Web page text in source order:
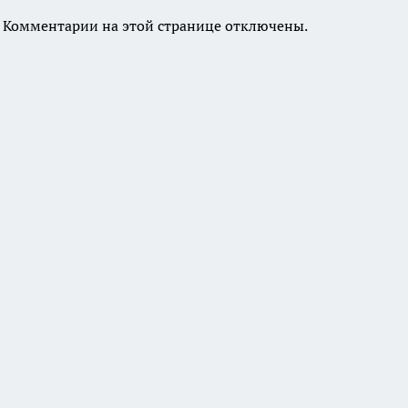
Комментарии на этой странице отключены.